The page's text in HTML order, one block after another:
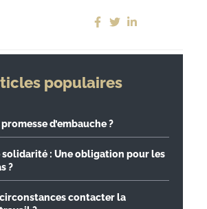
populaires
d’embauche ?
solidarité : Une obligation pour les
?
contacter la